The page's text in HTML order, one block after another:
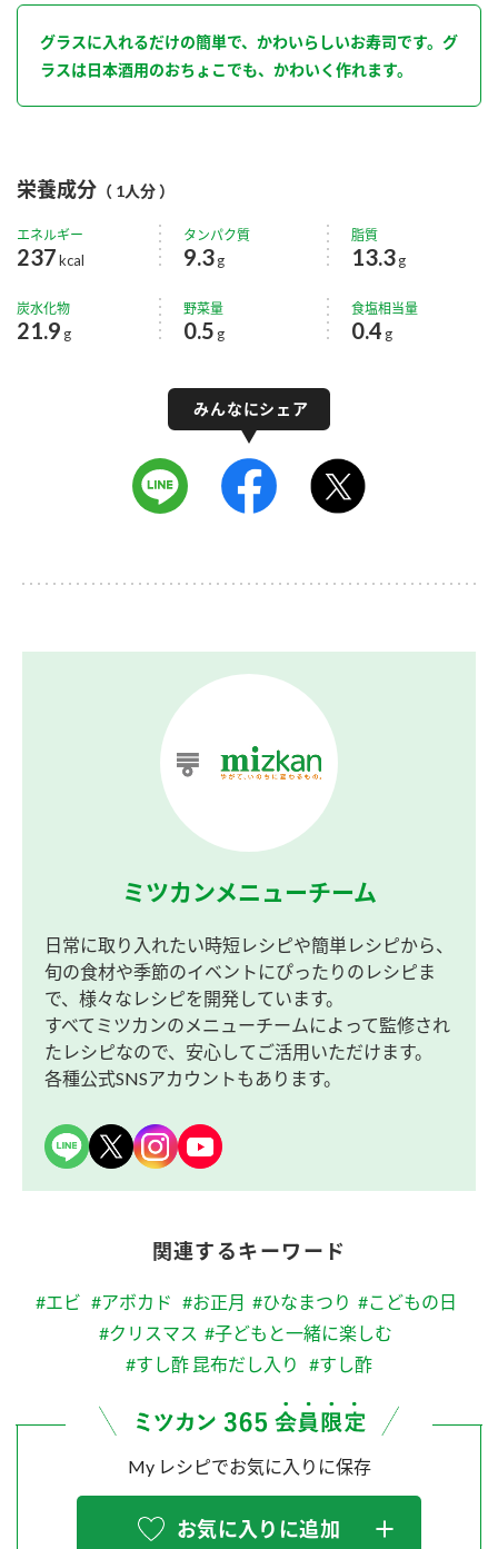
グラスに入れるだけの簡単で、かわいらしいお寿司です。グ
ラスは日本酒用のおちょこでも、かわいく作れます。
栄養成分 （ 1人分 ）
エネルギー
237kcal
タンパク質
9.3g
脂質
13.3 g
炭水化物
21.9 g
野菜量
0.5 g
食塩相当量
0.4 g
ミツカンメニューチーム
日常に取り入れたい時短レシピや簡単レシピから、
旬の食材や季節のイベントにぴったりのレシピま
で、様々なレシピを開発しています。
すべてミツカンのメニューチームによって監修され
たレシピなので、安心してご活用いただけます。
各種公式SNSアカウントもあります。
関連するキーワード
#エビ #アボカド #お正月 #ひなまつり #こどもの日
#クリスマス #子どもと一緒に楽しむ
#すし酢 昆布だし入り
#すし酢
My レシピでお気に入りに保存
お気に入りに追加